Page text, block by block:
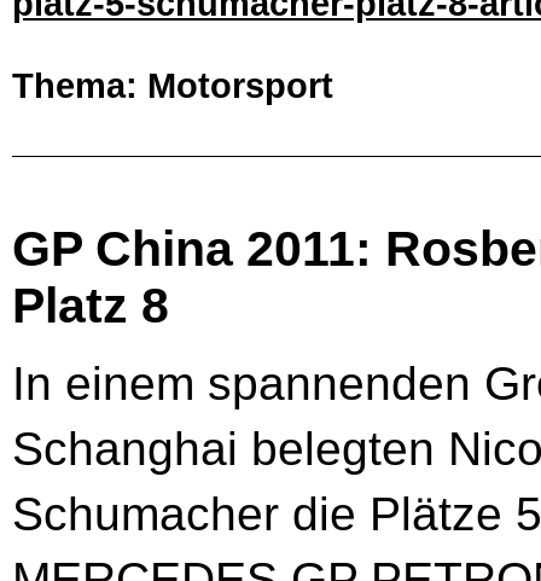
Thema: Motorsport
GP China 2011:
Platz 8
In einem spannenden
Schanghai belegten
Schumacher die Plätze